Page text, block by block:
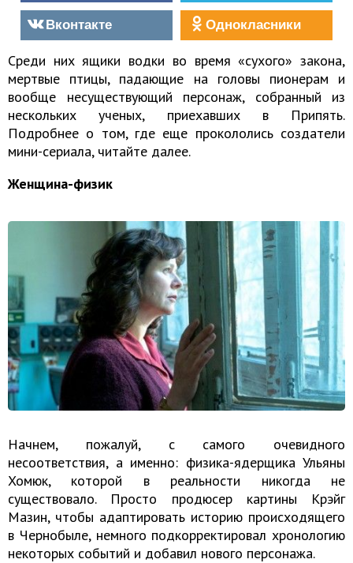
Вконтакте
Однокласники
Среди них ящики водки во время «сухого» закона,
мертвые птицы, падающие на головы пионерам и
вообще несуществующий персонаж, собранный из
нескольких ученых, приехавших в Припять.
Подробнее о том, где еще прокололись создатели
мини-сериала, читайте далее.
Женщина-физик
Начнем, пожалуй, с самого очевидного
несоответствия, а именно: физика-ядерщика Ульяны
Хомюк, которой в реальности никогда не
существовало. Просто продюсер картины Крэйг
Мазин, чтобы адаптировать историю происходящего
в Чернобыле, немного подкорректировал хронологию
некоторых событий и добавил нового персонажа.